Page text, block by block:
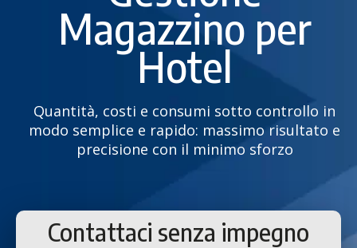
Magazzino per
Hotel
Quantità, costi e consumi sotto controllo in
modo semplice e rapido: massimo risultato e
precisione con il minimo sforzo
Contattaci senza impegno